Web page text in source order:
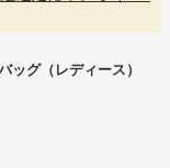
ッグ（レディース）